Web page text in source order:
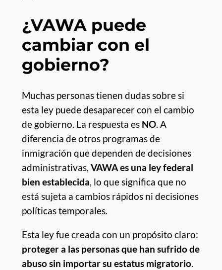
¿VAWA puede
cambiar con el
gobierno?
Muchas personas tienen dudas sobre si
esta ley puede desaparecer con el cambio
de gobierno. La respuesta es NO. A
diferencia de otros programas de
inmigración que dependen de decisiones
administrativas, VAWA es una ley federal
bien establecida, lo que significa que no
está sujeta a cambios rápidos ni decisiones
políticas temporales.
Esta ley fue creada con un propósito claro:
proteger a las personas que han sufrido de
abuso sin importar su estatus migratorio.